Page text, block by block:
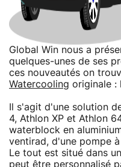
Global Win nous a
quelques-unes de ses
ces nouveautés on
Watercooling originale :
Il s'agit d'une solution
4, Athlon XP et Athlon
waterblock en
ventirad, d'une pompe
Le tout est situé dans
peut être personnalisé